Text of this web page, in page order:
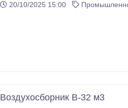
20/10/2025 15:00
Воздухосборник В-32 м3